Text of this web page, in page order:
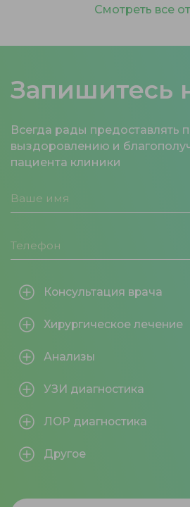
Смотреть все
Запишитесь
Всегда рады предоставлять
выздоровлению и
пациента клиники
Консультация врача
Хирургическое лечение
Анализы
УЗИ диагностика
ЛОР диагностика
Другое